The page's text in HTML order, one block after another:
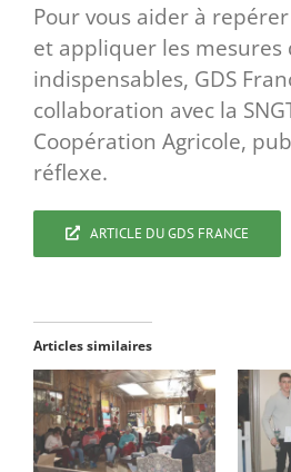
Pour vous aider à
et appliquer les mesures
indispensables, GDS
collaboration avec la
Coopération Agricole,
réflexe.
ARTICLE DU GDS FRANCE
Articles similaires